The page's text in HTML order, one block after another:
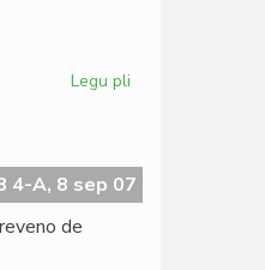
Legu pli
4-A, 8 sep 07
de